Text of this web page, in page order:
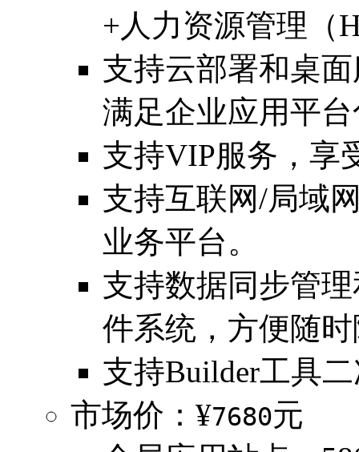
+人力资源管理（
支持云部署和桌
满足企业应用平
支持VIP服务，享
支持互联网/局域
业务平台。
支持数据同步管
件系统，方便随
支持Builder工具
市场价：¥7680元